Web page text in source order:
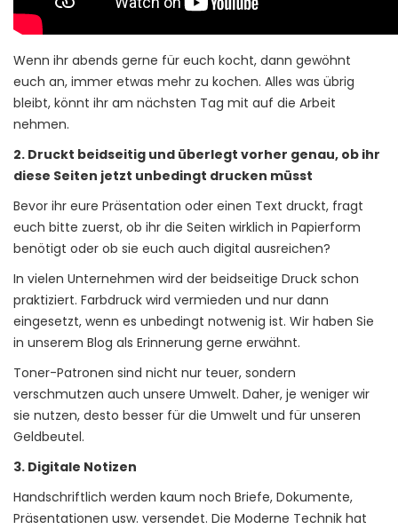
Wenn ihr abends gerne für euch kocht, dann gewöhnt
euch an, immer etwas mehr zu kochen. Alles was übrig
bleibt, könnt ihr am nächsten Tag mit auf die Arbeit
nehmen.
2. Druckt beidseitig und überlegt vorher genau, ob ihr
diese Seiten jetzt unbedingt drucken müsst
Bevor ihr eure Präsentation oder einen Text druckt, fragt
euch bitte zuerst, ob ihr die Seiten wirklich in Papierform
benötigt oder ob sie euch auch digital ausreichen?
In vielen Unternehmen wird der beidseitige Druck schon
praktiziert. Farbdruck wird vermieden und nur dann
eingesetzt, wenn es unbedingt notwenig ist. Wir haben Sie
in unserem Blog als Erinnerung gerne erwähnt.
Toner-Patronen sind nicht nur teuer, sondern
verschmutzen auch unsere Umwelt. Daher, je weniger wir
sie nutzen, desto besser für die Umwelt und für unseren
Geldbeutel.
3. Digitale Notizen
Handschriftlich werden kaum noch Briefe, Dokumente,
Präsentationen usw. versendet. Die Moderne Technik hat